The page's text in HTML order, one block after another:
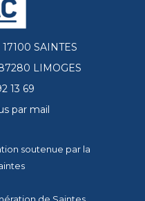
SAINTES
LIMOGES
13 69
par mail
soutenue par la